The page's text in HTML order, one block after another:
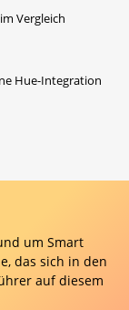
Vergleich
Hue-Integration
um Smart
das sich in den
auf diesem